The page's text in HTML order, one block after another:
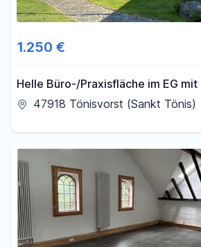
1.250 €
Helle Büro-/Praxisfläche im EG
Parkplätzen – 125 m² in St. Tönis /
47918 Tönisvorst (Sankt Tönis)